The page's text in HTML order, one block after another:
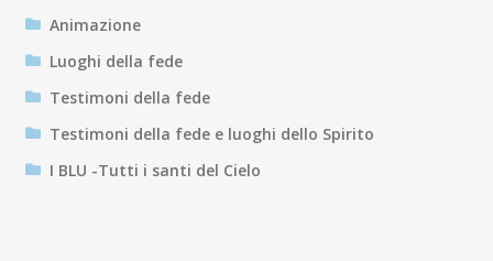
Animazione
Luoghi della fede
Testimoni della fede
Testimoni della fede e luoghi dello Spirito
I BLU -Tutti i santi del Cielo